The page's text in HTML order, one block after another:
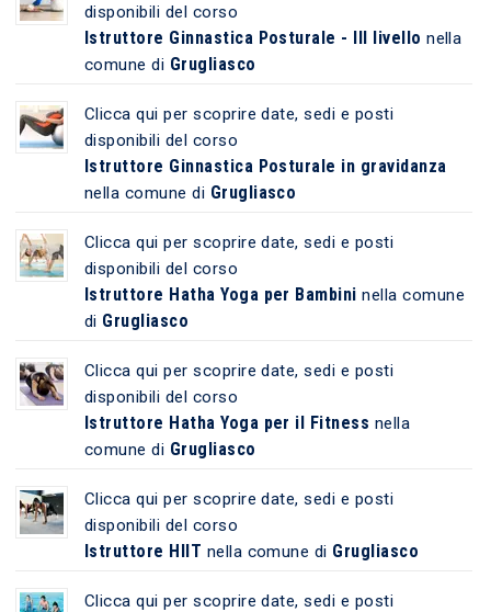
disponibili del corso
Istruttore Ginnastica Posturale - III livello nella
comune di Grugliasco
Clicca qui per scoprire date, sedi e posti
disponibili del corso
Istruttore Ginnastica Posturale in gravidanza
nella comune di Grugliasco
Clicca qui per scoprire date, sedi e posti
disponibili del corso
Istruttore Hatha Yoga per Bambini nella comune
di Grugliasco
Clicca qui per scoprire date, sedi e posti
disponibili del corso
Istruttore Hatha Yoga per il Fitness nella
comune di Grugliasco
Clicca qui per scoprire date, sedi e posti
disponibili del corso
Istruttore HIIT nella comune di Grugliasco
Clicca qui per scoprire date, sedi e posti